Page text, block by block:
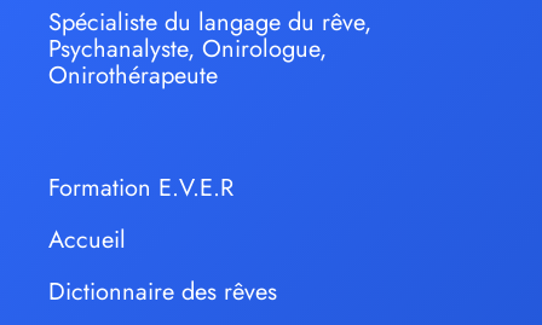
Spécialiste du langage du rêve,
Psychanalyste, Onirologue,
Onirothérapeute
Formation E.V.E.R
Accueil
Dictionnaire des rêves